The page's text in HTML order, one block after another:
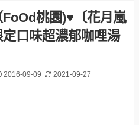
桃園)♥〔花月嵐
口味超濃郁咖哩湯
2016-09-09 2021-09-27